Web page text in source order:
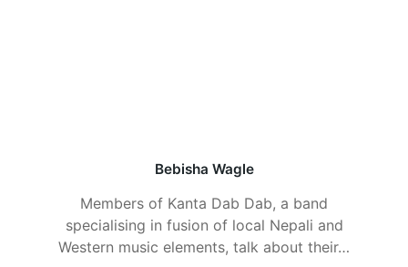
Bebisha Wagle
Members of Kanta Dab Dab, a band
specialising in fusion of local Nepali and
Western music elements, talk about their…